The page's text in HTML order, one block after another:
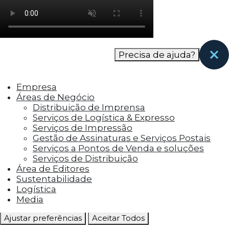
como os visitantes interagem com o site. Esses
cookies ajudam a fornecer informações sobre
as métricas do número de visitantes, taxa de
rejeição, origem do tráfego, etc.
funcionalidades, como compartilhar o
conteúdo do site em plataformas de social
media, coletar feedbacks e outros recursos de
terceiros.
Cookies Marketing
Os cookies de marketing são usados para
entregar aos visitantes anúncios
personalizados com base nas páginas que eles
visitaram antes e analisar a eficácia da
campanha publicitária.
Ajustar preferências Aceitar Todos
Precisa de ajuda?
Empresa
Áreas de Negócio
Distribuição de Imprensa
Serviços de Logística & Expresso
Serviços de Impressão
Gestão de Assinaturas e Serviços Postais
Serviços a Pontos de Venda e soluções
Serviços de Distribuição
Área de Editores
Sustentabilidade
Logística
Media